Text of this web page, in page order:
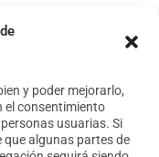
y poder mejorarlo,
el consentimiento
usuarias. Si
que algunas partes de